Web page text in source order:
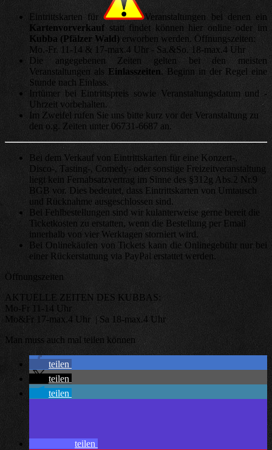
Eintrittskarten für
Veranstaltungen bei denen ein
Kartenvorverkauf statt findet können hier online oder im
Kubba (Pfälzer Wald)erworben werden. Öffnungszeiten:
Mo.-Fr. 11-14 & 17-max.4 Uhr - Sa.&So. 18-max.4 Uhr
Die angegebenen Zeiten gelten bei den meisten
Veranstaltungen als Einlasszeiten. Beginn in der Regel eine
Stunde nach Einlass.
Irrtümer bei Eintrittspreis sowie Veranstaltungsdatum und -
Uhrzeit vorbehalten.
Im Zweifel rufen Sie uns bitte kurz vor der Veranstaltung zu
den o.g. Zeiten unter 06731-6687 an.
Bei dem Verkauf von Eintrittskarten für eine Konzert-,
Disco-, Tasting-, Comedy- oder sonstige Freizeitveranstaltung
liegt kein Fernabsatzvertrag im Sinne des §312g Abs.2 Nr.9
BGB vor. Dies bedeutet, dass Eintrittskarten von Umtausch
und Rücknahme ausgeschlossen sind.
Bei Fehlbestellungen sind wir kulanterweise gerne bereit die
Ticketkosten zu erstatten, wenn die Bestellung per Email
innerhalb von vier Werktagen storniert wird.
Bei Onlinekäufen von Tickets kann die Onlinegebühr nur bei
einer Rückerstattung via PayPal erstattet werden.
Öffnungszeiten
AKTUELLE ZEITEN DES KUBBAS:
Mo-Fr 11-14 Uhr
Mo&Fr 17-max.4 Uhr | Sa 18-max.4 Uhr
Man muss auch mal teilen können
teilen
teilen
teilen
teilen